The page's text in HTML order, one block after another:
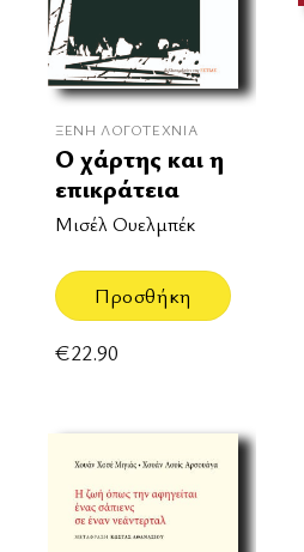
ΞΈΝΗ ΛΟΓΟΤΕΧΝΊΑ
Ο χάρτης και η
επικράτεια
Μισέλ Ουελμπέκ
Προσθήκη
€22.90